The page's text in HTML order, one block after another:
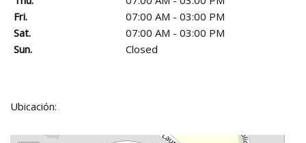
Fri.
07:00 AM - 03:00 PM
Sat.
07:00 AM - 03:00 PM
Sun.
Closed
Ubicación: